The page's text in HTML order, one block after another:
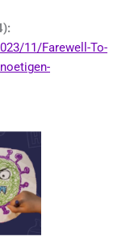
11/Farewell-To-